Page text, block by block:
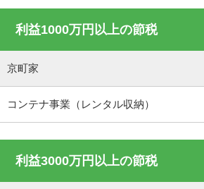
利益1000万円以上の節税
京町家
コンテナ事業（レンタル収納）
利益3000万円以上の節税